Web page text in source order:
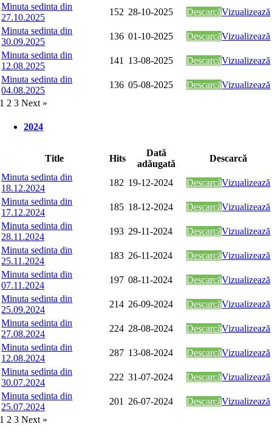
Minuta sedinta din
27.10.2025
152 28-10-2025 DescarcăVizualizează
Minuta sedinta din
30.09.2025
136 01-10-2025 DescarcăVizualizează
Minuta sedinta din
12.08.2025
141 13-08-2025 DescarcăVizualizează
Minuta sedinta din
04.08.2025
136 05-08-2025 DescarcăVizualizează
1 2 3 Next »
2024
Title Hits
Dată
adăugată
Descarcă
Minuta sedinta din
18.12.2024
182 19-12-2024 DescarcăVizualizează
Minuta sedinta din
17.12.2024
185 18-12-2024 DescarcăVizualizează
Minuta sedinta din
28.11.2024
193 29-11-2024 DescarcăVizualizează
Minuta sedinta din
25.11.2024
183 26-11-2024 DescarcăVizualizează
Minuta sedinta din
07.11.2024
197 08-11-2024 DescarcăVizualizează
Minuta sedinta din
25.09.2024
214 26-09-2024 DescarcăVizualizează
Minuta sedinta din
27.08.2024
224 28-08-2024 DescarcăVizualizează
Minuta sedinta din
12.08.2024
287 13-08-2024 DescarcăVizualizează
Minuta sedinta din
30.07.2024
222 31-07-2024 DescarcăVizualizează
Minuta sedinta din
25.07.2024
201 26-07-2024 DescarcăVizualizează
1 2 3 Next »